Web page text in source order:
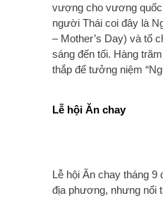
vượng cho vương
người Thái coi đây là
– Mother’s Day) và tổ
sáng đến tối. Hàng
thắp để tưởng niệm
Lễ hội Ăn chay
Lễ hội Ăn chay tháng
địa phương, nhưng nổi